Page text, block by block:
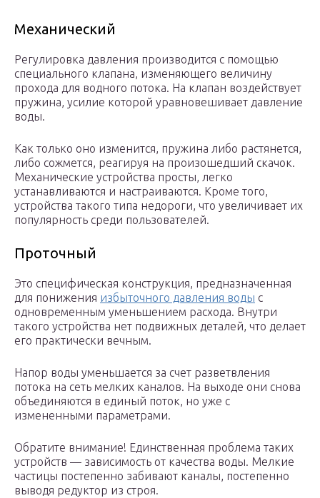
Механический
Регулировка давления производится с помощью
специального клапана, изменяющего величину
прохода для водного потока. На клапан воздействует
пружина, усилие которой уравновешивает давление
воды.
Как только оно изменится, пружина либо растянется,
либо сожмется, реагируя на произошедший скачок.
Механические устройства просты, легко
устанавливаются и настраиваются. Кроме того,
устройства такого типа недороги, что увеличивает их
популярность среди пользователей.
Проточный
Это специфическая конструкция, предназначенная
для понижения избыточного давления воды с
одновременным уменьшением расхода. Внутри
такого устройства нет подвижных деталей, что делает
его практически вечным.
Напор воды уменьшается за счет разветвления
потока на сеть мелких каналов. На выходе они снова
объединяются в единый поток, но уже с
измененными параметрами.
Обратите внимание! Единственная проблема таких
устройств — зависимость от качества воды. Мелкие
частицы постепенно забивают каналы, постепенно
выводя редуктор из строя.